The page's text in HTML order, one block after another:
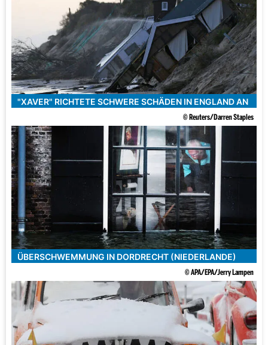
"XAVER" RICHTETE SCHWERE SCHÄDEN IN ENGLAND AN
© Reuters/Darren Staples
ÜBERSCHWEMMUNG IN DORDRECHT (NIEDERLANDE)
© APA/EPA/Jerry Lampen